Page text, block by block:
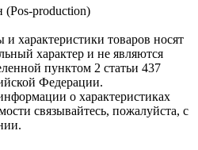
production)
характеристики товаров носят
характер и не являются
пунктом 2 статьи 437
Федерации.
о характеристиках
связывайтесь, пожалуйста, с